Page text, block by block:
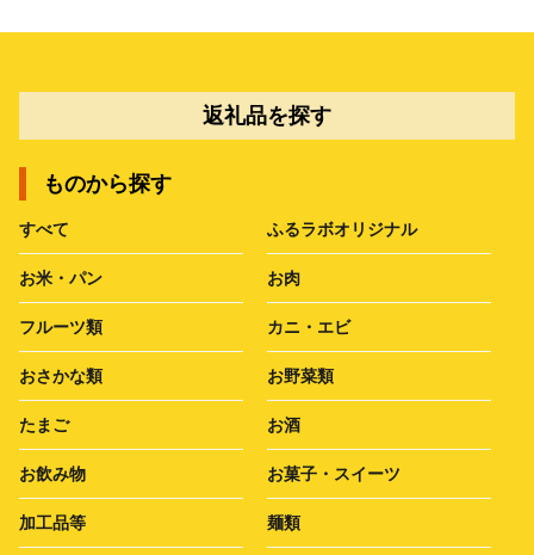
返礼品を探す
ものから探す
すべて ふるラボオリジナル
お米・パン お肉
フルーツ類 カニ・エビ
おさかな類 お野菜類
たまご お酒
お飲み物 お菓子・スイーツ
加工品等 麺類